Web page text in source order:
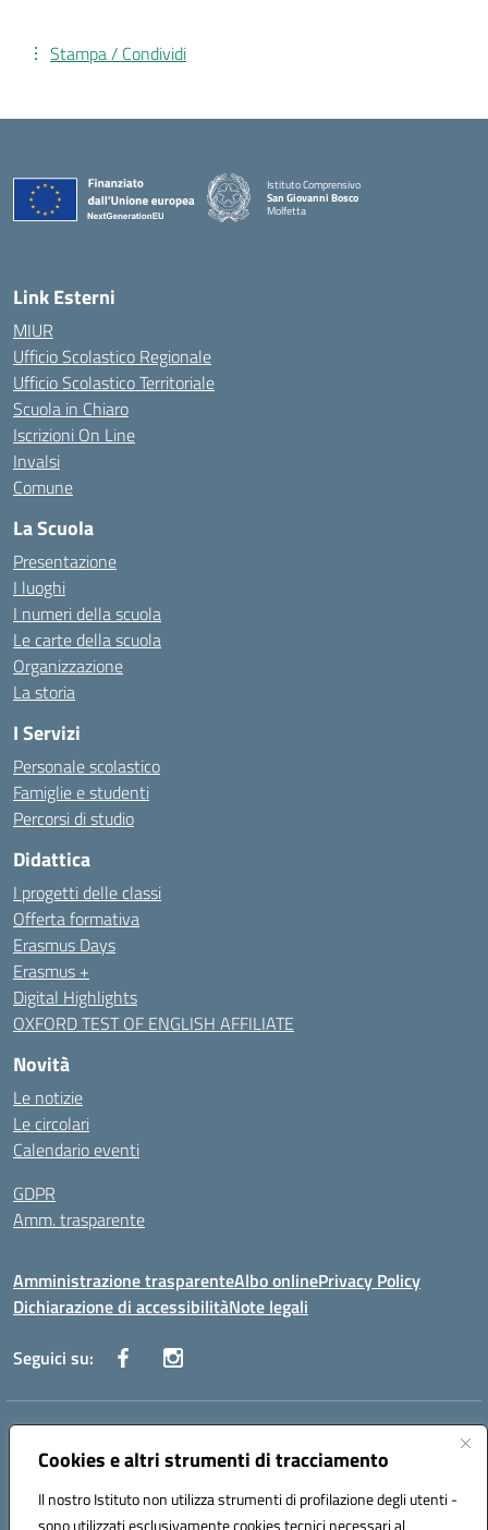
Cookies e altri strumenti di tracciamento
Il nostro Istituto non utilizza strumenti di profilazione degli utenti -
sono utilizzati esclusivamente cookies tecnici necessari al
Stampa / Condividi
Istituto Comprensivo
San Giovanni Bosco
Molfetta
Link Esterni
MIUR
Ufficio Scolastico Regionale
Ufficio Scolastico Territoriale
Scuola in Chiaro
Iscrizioni On Line
Invalsi
Comune
La Scuola
Presentazione
I luoghi
I numeri della scuola
Le carte della scuola
Organizzazione
La storia
I Servizi
Personale scolastico
Famiglie e studenti
Percorsi di studio
Didattica
I progetti delle classi
Offerta formativa
Erasmus Days
Erasmus +
Digital Highlights
OXFORD TEST OF ENGLISH AFFILIATE
Novità
Le notizie
Le circolari
Calendario eventi
GDPR
Amm. trasparente
Amministrazione trasparenteAlbo onlinePrivacy Policy
Dichiarazione di accessibilitàNote legali
Seguici su:
Indirizzo:
Centralino:+39 080 2446680 Email:baic882008@istruzione.it
Codice fiscale: 80023470729